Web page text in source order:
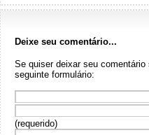
Deixe seu comentário...
Se quiser deixar seu
seguinte formulário:
(requerido)